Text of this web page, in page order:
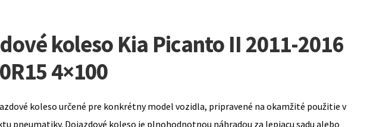
koleso Kia Picanto II 2011-2016
4×100
koleso určené pre konkrétny model vozidla, pripravené na okamžité použitie v
pneumatiky. Dojazdové koleso je plnohodnotnou náhradou za lepiacu sadu alebo